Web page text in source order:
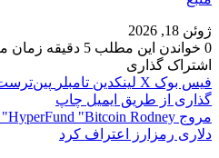
ژوئن 18, 2026
0 خواندن این مطلب 5 دقیقه زمان میبرد
اشتراک گذاری
فیس بوک X لینکدین ‫تامبلر
گذاری از طریق ایمیل چاپ
دلاری رمزارز اعتراف کرد